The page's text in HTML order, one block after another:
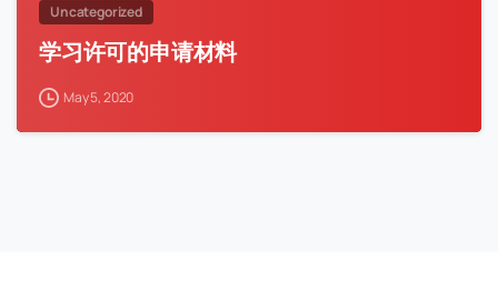
Uncategorized
学习许可的申请材料
May 5, 2020